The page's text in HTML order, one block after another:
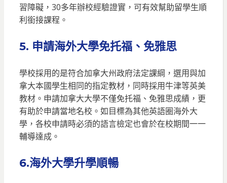
習障礙，30多年辦校經驗證實，可有效幫助留學生順
利銜接課程。
5. 申請海外大學免托福、免雅思
學校採用的是符合加拿大州政府法定課綱，選用與加
拿大本國學生相同的指定教材，同時採用牛津等英美
教材。申請加拿大大學不僅免托福、免雅思成績，更
有助於申請當地名校。如目標為其他英語圈海外大
學，各校申請時必須的語言檢定也會於在校期間一一
輔導達成。
6.海外大學升學順暢